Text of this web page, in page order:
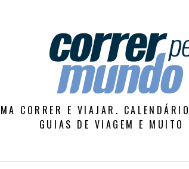
CORRER E VIAJAR.
GUIAS DE VIAGEM E MUITO